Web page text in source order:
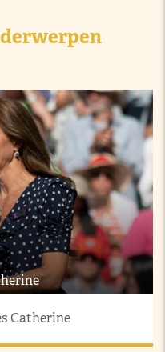
Catherine